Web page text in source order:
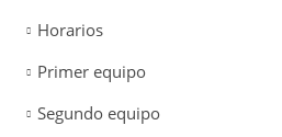
Horarios
Primer equipo
Segundo equipo